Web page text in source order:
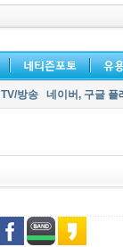
TV/방송 네이버, 구글 플